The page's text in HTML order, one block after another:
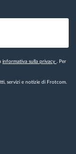
informativa sulla privacy . Per
servizi e notizie di Frotcom.